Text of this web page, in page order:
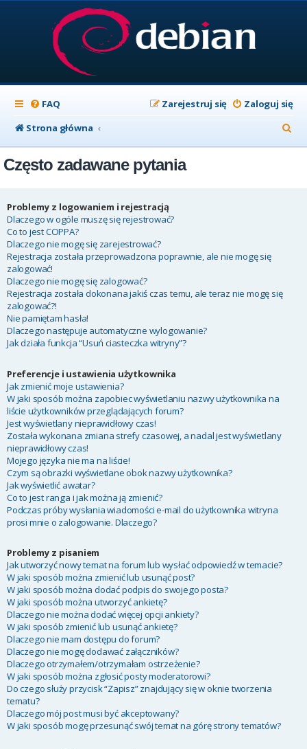
FAQ Zaloguj się
Zarejestruj się
Strona główna
z
Często zadawane pytania
Problemy z logowaniem i rejestracją
Dlaczego w ogóle muszę się rejestrować?
Co to jest COPPA?
Dlaczego nie mogę się zarejestrować?
Rejestracja została przeprowadzona poprawnie, ale nie mogę się
zalogować!
Dlaczego nie mogę się zalogować?
Rejestracja została dokonana jakiś czas temu, ale teraz nie mogę się
zalogować?!
Nie pamiętam hasła!
Dlaczego następuje automatyczne wylogowanie?
Jak działa funkcja “Usuń ciasteczka witryny”?
Preferencje i ustawienia użytkownika
Jak zmienić moje ustawienia?
W jaki sposób można zapobiec wyświetlaniu nazwy użytkownika na
liście użytkowników przeglądających forum?
Jest wyświetlany nieprawidłowy czas!
Została wykonana zmiana strefy czasowej, a nadal jest wyświetlany
nieprawidłowy czas!
Mojego języka nie ma na liście!
Czym są obrazki wyświetlane obok nazwy użytkownika?
Jak wyświetlić awatar?
Co to jest ranga i jak można ją zmienić?
Podczas próby wysłania wiadomości e-mail do użytkownika witryna
prosi mnie o zalogowanie. Dlaczego?
Problemy z pisaniem
Jak utworzyć nowy temat na forum lub wysłać odpowiedź w temacie?
W jaki sposób można zmienić lub usunąć post?
W jaki sposób można dodać podpis do swojego posta?
W jaki sposób można utworzyć ankietę?
Dlaczego nie można dodać więcej opcji ankiety?
W jaki sposób zmienić lub usunąć ankietę?
Dlaczego nie mam dostępu do forum?
Dlaczego nie mogę dodawać załączników?
Dlaczego otrzymałem/otrzymałam ostrzeżenie?
W jaki sposób można zgłosić posty moderatorowi?
Do czego służy przycisk “Zapisz” znajdujący się w oknie tworzenia
tematu?
Dlaczego mój post musi być akceptowany?
W jaki sposób mogę przesunąć swój temat na górę strony tematów?